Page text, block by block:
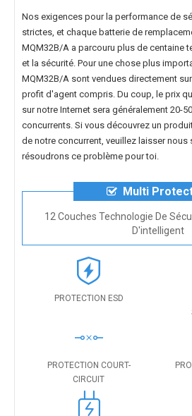
Nos exigences pour la performance de
strictes, et chaque batterie de
MQM32B/A a parcouru plus de centaine
et la sécurité. Pour une chose plus
MQM32B/A sont vendues directement
profit d'agent compris. Du coup, le prix
sur notre Internet sera généralement 20-
concurrents. Si vous découvrez un
de notre concurrent, veuillez laisser nous
résoudrons ce problème pour toi.
Multi
12 Couches Technologie De
D'intelligent
PROTECTION ESD
PROTECTION COURT-
CIRCUIT